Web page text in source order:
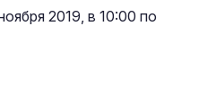
2019, в 10:00 по